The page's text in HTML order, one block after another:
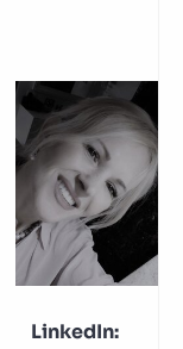
LinkedIn: